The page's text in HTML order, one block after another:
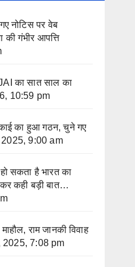
नोटिस पर वेब
गंभीर आपत्ति
का सात साल का
10:59 pm
का हुआ गठन, चुने गए
9:00 am
सकता है भारत का
कही बड़ी बात…
राम जानकी विवाह
2025, 7:08 pm